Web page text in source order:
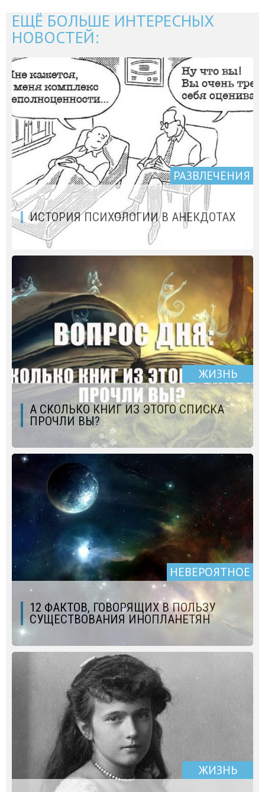
ЕЩЁ БОЛЬШЕ ИНТЕРЕСНЫХ
НОВОСТЕЙ:
РАЗВЛЕЧЕНИЯ
ИСТОРИЯ ПСИХОЛОГИИ В АНЕКДОТАХ
ЖИЗНЬ
А СКОЛЬКО КНИГ ИЗ ЭТОГО СПИСКА
ПРОЧЛИ ВЫ?
НЕВЕРОЯТНОЕ
12 ФАКТОВ, ГОВОРЯЩИХ В ПОЛЬЗУ
СУЩЕСТВОВАНИЯ ИНОПЛАНЕТЯН
ЖИЗНЬ